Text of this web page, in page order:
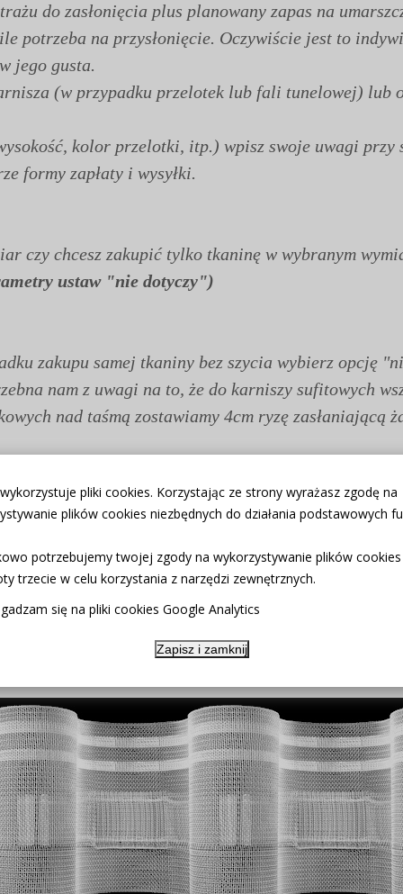
pliki cookies. Korzystając ze strony wyrażasz zgodę na
plików cookies niezbędnych do działania podstawowych
potrzebujemy twojej zgody na wykorzystywanie plików
trzecie w celu korzystania z narzędzi zewnętrznych.
się na pliki cookies Google Analytics
Zapisz i zamknij
do zasłonięcia plus planowany zapas na
potrzeba na przysłonięcie. Oczywiście jest to
jego gusta.
(w przypadku przelotek lub fali tunelowej) lub
kolor przelotki, itp.) wpisz swoje uwagi przy
formy zapłaty i wysyłki.
czy chcesz zakupić tylko tkaninę w wybranym
ustaw "nie dotyczy")
zakupu samej tkaniny bez szycia wybierz opcję
nam z uwagi na to, że do karniszy sufitowych
nad taśmą zostawiamy 4cm ryzę zasłaniającą
w domowych warunkach